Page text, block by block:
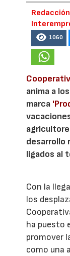
1060
anima a
marca
desarrollo
ligados al
Con la
los
ha puesto
promover
como una